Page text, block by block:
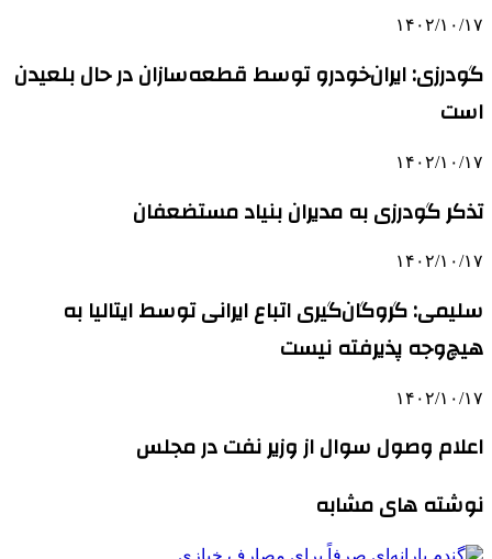
۱۴۰۲/۱۰/۱۷
گودرزی: ایران‌خودرو توسط قطعه‌سازان در حال بلعیدن
است
۱۴۰۲/۱۰/۱۷
تذکر گودرزی به مدیران بنیاد مستضعفان
۱۴۰۲/۱۰/۱۷
سلیمی: گروگان‌گیری اتباع ایرانی توسط ایتالیا به
هیچ‌وجه پذیرفته نیست
۱۴۰۲/۱۰/۱۷
اعلام وصول سوال از وزیر نفت در مجلس
نوشته های مشابه